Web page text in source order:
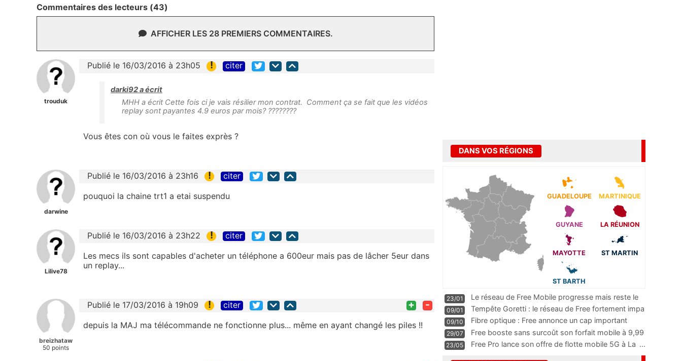
Commentaires des lecteurs (43)
AFFICHER LES 28 PREMIERS COMMENTAIRES.
trouduk
Publié le 16/03/2016 à 23h05 ! citer
darki92 a écrit
MHH a écrit Cette fois ci je vais résilier mon contrat. Comment ça se fait que les vidéos
replay sont payantes 4.9 euros par mois? ????????
Vous êtes con où vous le faites exprès ?
darwine
Publié le 16/03/2016 à 23h16 ! citer
pouquoi la chaine trt1 a etai suspendu
Lilive78
Publié le 16/03/2016 à 23h22 ! citer
Les mecs ils sont capables d'acheter un téléphone a 600eur mais pas de lâcher 5eur dans
un replay...
breizhataw
50 points
Publié le 17/03/2016 à 19h09 ! citer + -
depuis la MAJ ma télécommande ne fonctionne plus... même en ayant changé les piles !!
DANS VOS RÉGIONS
GUADELOUPE MARTINIQUE
GUYANE LA RÉUNION
MAYOTTE ST MARTIN
ST BARTH
23/01
Le réseau de Free Mobile progresse mais reste le
m
...
09/01
Tempête Goretti : le réseau de Free fortement impa
09/10
Fibre optique : Free annonce un cap important
pass
...
29/07
Free booste sans surcoût son forfait mobile à 9,99
23/05 Free Pro lance son offre de flotte mobile 5G à La ...